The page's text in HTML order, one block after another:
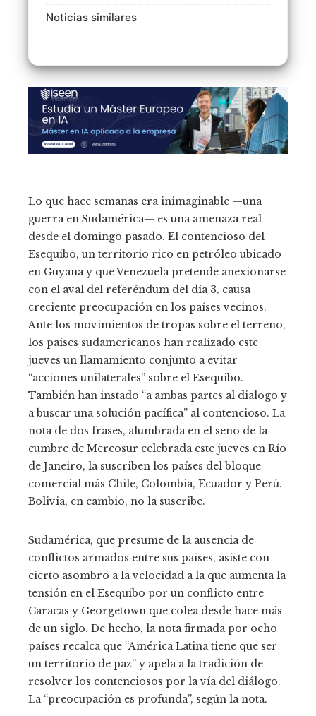
Noticias similares
Lo que hace semanas era inimaginable —una
guerra en Sudamérica— es una amenaza real
desde el domingo pasado. El contencioso del
Esequibo, un territorio rico en petróleo ubicado
en Guyana y que Venezuela pretende anexionarse
con el aval del referéndum del día 3, causa
creciente preocupación en los países vecinos.
Ante los movimientos de tropas sobre el terreno,
los países sudamericanos han realizado este
jueves un llamamiento conjunto a evitar
“acciones unilaterales” sobre el Esequibo.
También han instado “a ambas partes al dialogo y
a buscar una solución pacífica” al contencioso. La
nota de dos frases, alumbrada en el seno de la
cumbre de Mercosur celebrada este jueves en Río
de Janeiro, la suscriben los países del bloque
comercial más Chile, Colombia, Ecuador y Perú.
Bolivia, en cambio, no la suscribe.
Sudamérica, que presume de la ausencia de
conflictos armados entre sus países, asiste con
cierto asombro a la velocidad a la que aumenta la
tensión en el Esequibo por un conflicto entre
Caracas y Georgetown que colea desde hace más
de un siglo. De hecho, la nota firmada por ocho
países recalca que “América Latina tiene que ser
un territorio de paz” y apela a la tradición de
resolver los contenciosos por la vía del diálogo.
La “preocupación es profunda”, según la nota.